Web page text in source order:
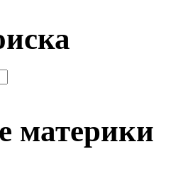
материки